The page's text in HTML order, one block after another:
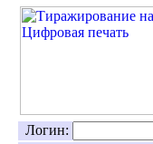
Логин: